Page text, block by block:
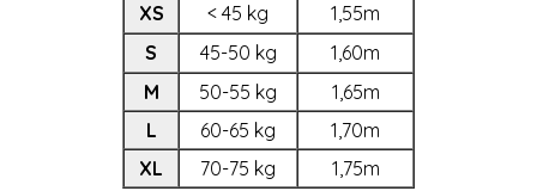
XS
< 45 kg
1,55m
S
45-50 kg
1,60m
M
50-55 kg
1,65m
L
60-65 kg
1,70m
XL
70-75 kg 1,75m